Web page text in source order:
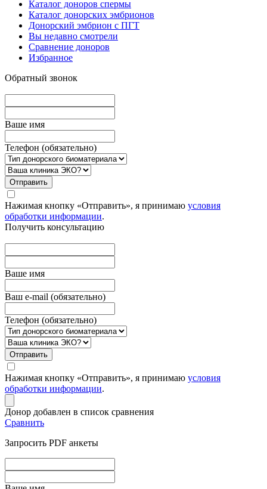
Каталог доноров спермы
Каталог донорских эмбрионов
Донорский эмбрион с ПГТ
Вы недавно смотрели
Сравнение доноров
Избранное
Обратный звонок
Вашe имя
Телефон (обязательно)
Отправить
Нажимая кнопку «Отправить», я принимаю условия
обработки информации.
Получить консультацию
Вашe имя
Ваш e-mail (обязательно)
Телефон (обязательно)
Отправить
Нажимая кнопку «Отправить», я принимаю условия
обработки информации.
Донор добавлен в список сравнения
Сравнить
Запросить PDF анкеты